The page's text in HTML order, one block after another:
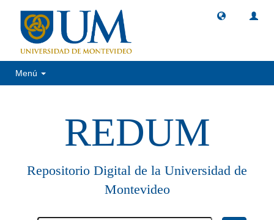
Menú
REDUM
Repositorio Digital de la Universidad de
Montevideo